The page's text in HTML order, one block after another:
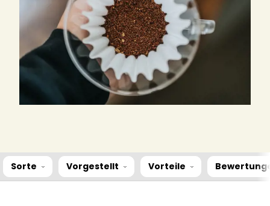
Gutes.
Entdecken und kaufen Sie hier in unserem Online
Shop ein großes Sortiment an Bio Kaffeepulver.
Sorte Vorgestellt Vorteile